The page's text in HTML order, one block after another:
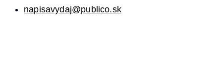
napisavydaj@publico.sk